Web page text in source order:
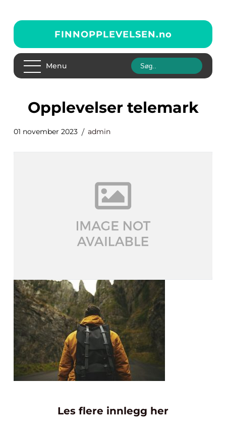
FINNOPPLEVELSEN.no
Menu
opplevelser telemark
01 november 2023 admin
Les flere innlegg her